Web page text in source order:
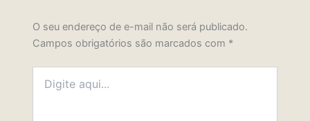
O seu endereço de e-mail não será publicado.
Campos obrigatórios são marcados com *
aqui...